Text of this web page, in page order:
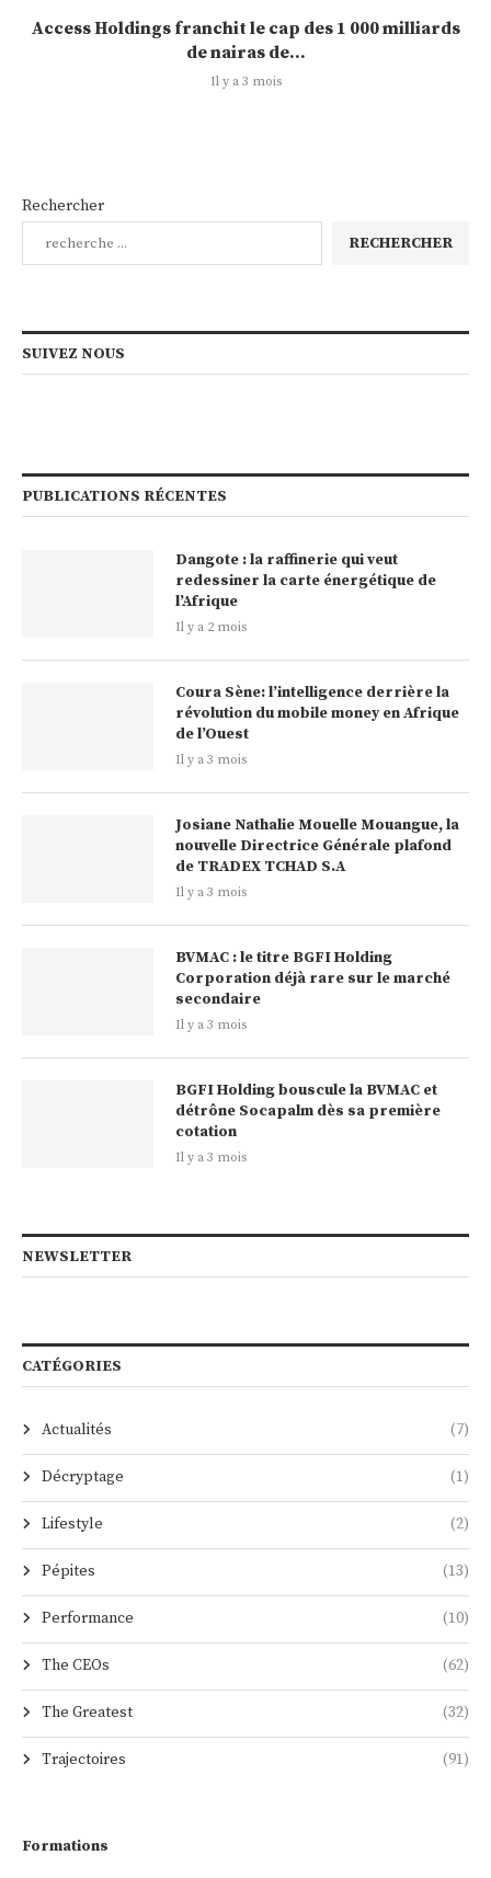
Access Holdings franchit le cap des 1 000 milliards
de nairas de...
Il y a 3 mois
Rechercher
RECHERCHER
SUIVEZ NOUS
PUBLICATIONS RÉCENTES
Dangote : la raffinerie qui veut
redessiner la carte énergétique de
l’Afrique
Il y a 2 mois
Coura Sène: l’intelligence derrière la
révolution du mobile money en Afrique
de l’Ouest
Il y a 3 mois
Josiane Nathalie Mouelle Mouangue, la
nouvelle Directrice Générale plafond
de TRADEX TCHAD S.A
Il y a 3 mois
BVMAC : le titre BGFI Holding
Corporation déjà rare sur le marché
secondaire
Il y a 3 mois
BGFI Holding bouscule la BVMAC et
détrône Socapalm dès sa première
cotation
Il y a 3 mois
NEWSLETTER
CATÉGORIES
Actualités (7)
Décryptage (1)
Lifestyle (2)
Pépites (13)
Performance (10)
The CEOs (62)
The Greatest (32)
Trajectoires (91)
Formations